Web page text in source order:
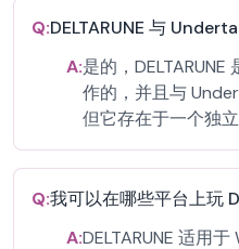
Q:DELTARUNE 与
A:是的，
作的，并且与
但它存在于一个独立
Q:我可以在哪些平台上玩
A:DELTARUNE 适用